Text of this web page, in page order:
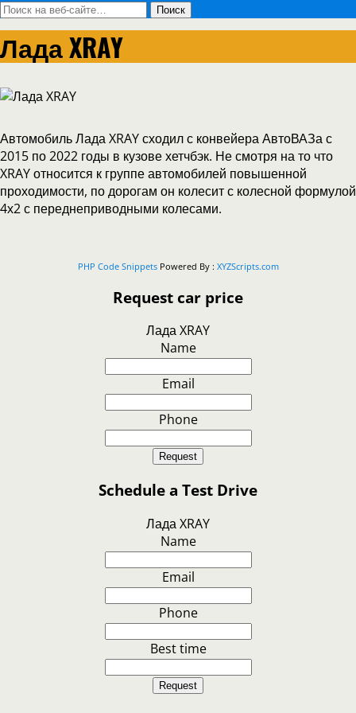
Лада XRAY
Автомобиль Лада XRAY сходил с конвейера АвтоВАЗа с
2015 по 2022 годы в кузове хетчбэк. Не смотря на то что
XRAY относится к группе автомобилей повышенной
проходимости, по дорогам он колесит с колесной формулой
4х2 с переднеприводными колесами.
PHP Code SnippetsPowered By : XYZScripts.com
Request car price
Лада XRAY
Name
Email
Phone
Request
Schedule a Test Drive
Лада XRAY
Name
Email
Phone
Best time
Request